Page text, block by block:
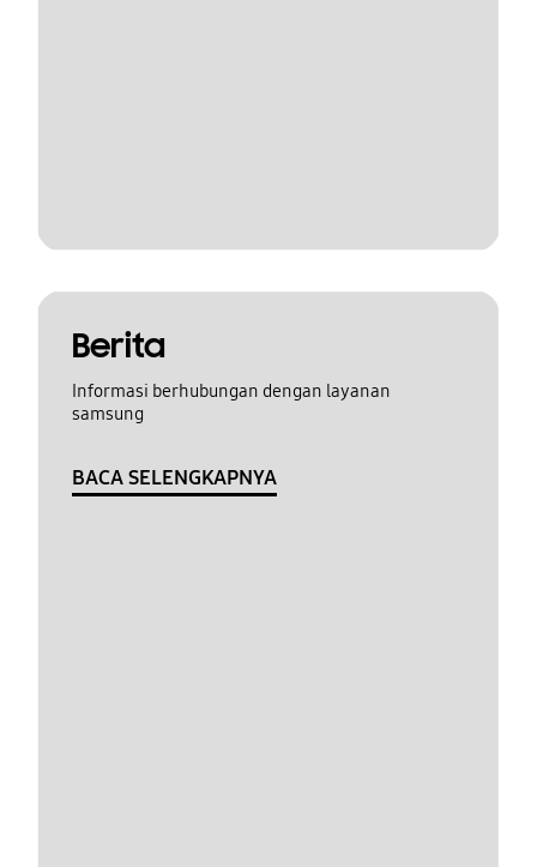
Berita
Informasi berhubungan dengan layanan
samsung
BACA SELENGKAPNYA